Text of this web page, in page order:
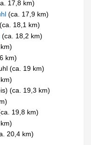
17,8 km)
(ca. 17,9 km)
(ca. 18,1 km)
(ca. 18,2 km)
km)
(ca. 19 km)
(ca. 19,3 km)
19,8 km)
20,4 km)